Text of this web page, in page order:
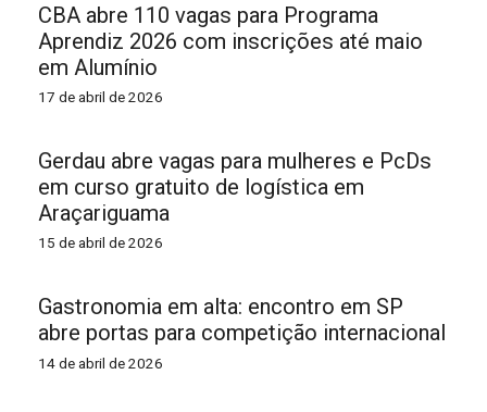
CBA abre 110 vagas para Programa
Aprendiz 2026 com inscrições até maio
em Alumínio
17 de abril de 2026
Gerdau abre vagas para mulheres e PcDs
em curso gratuito de logística em
Araçariguama
15 de abril de 2026
Gastronomia em alta: encontro em SP
abre portas para competição internacional
14 de abril de 2026